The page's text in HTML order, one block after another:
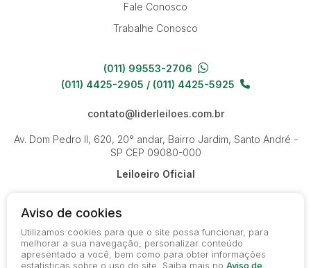
Fale Conosco
Trabalhe Conosco
(011) 99553-2706
(011) 4425-2905 / (011) 4425-5925
contato@liderleiloes.com.br
Av. Dom Pedro II, 620, 20° andar, Bairro Jardim, Santo André -
SP CEP 09080-000
Leiloeiro Oficial
© 2026-present - Todos os direitos reservados
Aviso de cookies
Utilizamos cookies para que o site possa funcionar, para
melhorar a sua navegação, personalizar conteúdo
apresentado a você, bem como para obter informações
estatísticas sobre o uso do site. Saiba mais no Aviso de